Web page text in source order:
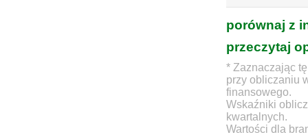
porównaj z
przeczytaj
* Zaznaczając
przy obliczaniu
finansowego.
Wskaźniki
kwartalnych.
Wartości dla